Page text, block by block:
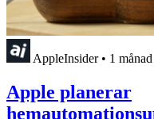
AppleInsider • 1
Apple planerar